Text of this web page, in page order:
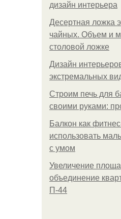
дизайн интерьера
Десертная ложка
чайных. Объем и
столовой ложке
Дизайн
экстремальных
Строим печь для
своими руками:
Балкон как
использовать
с умом
Увеличение
объединение
П-44